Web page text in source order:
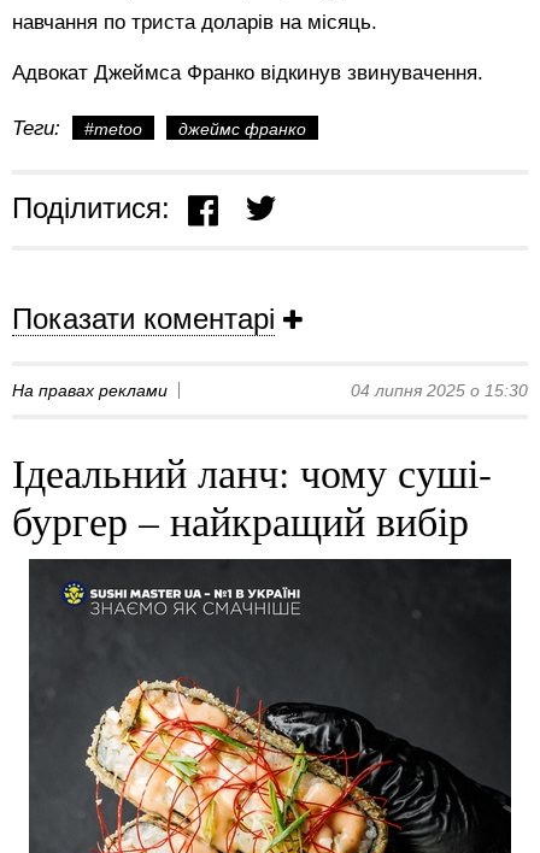
навчання по триста доларів на місяць.
Адвокат Джеймса Франко відкинув звинувачення.
Теги: #metoo джеймс франко
Поділитися:
Показати коментарі
На правах реклами 04 липня 2025 о 15:30
Ідеальний ланч: чому суші-
бургер – найкращий вибір